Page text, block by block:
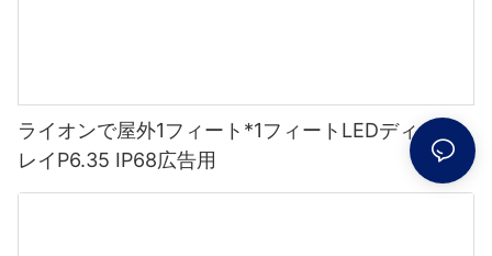
ライオンで屋外1フィート*1フィートLEDディスプ
レイP6.35 IP68広告用